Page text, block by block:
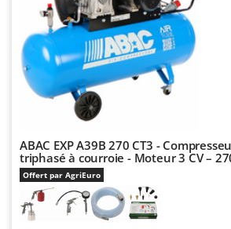
Ooni
Oriental Koshin
Outdoorchef
Palazzetti
Partisani
Paterlini
Philips
ABAC EXP A39B 270 CT3 -
triphasé à courroie - Moteur 3 CV –
Offert par AgriEuro